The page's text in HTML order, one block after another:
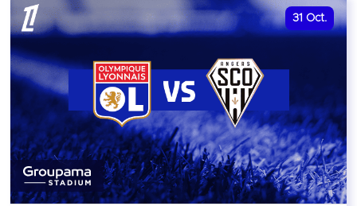
31 Oct.